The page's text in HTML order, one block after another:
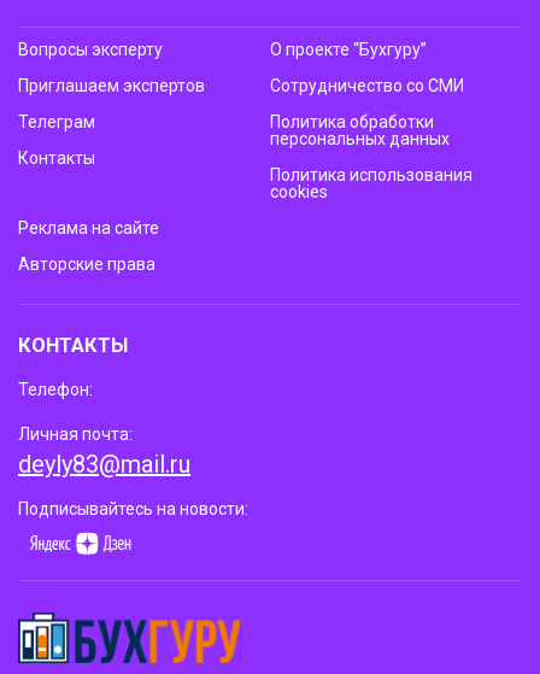
Вопросы эксперту
Приглашаем экспертов
Телеграм
Контакты
О проекте “Бухгуру”
Сотрудничество со СМИ
Политика обработки
персональных данных
Политика использования
cookies
Реклама на сайте
Авторские права
КОНТАКТЫ
Телефон:
Личная почта:
deyly83@mail.ru
Подписывайтесь на новости: